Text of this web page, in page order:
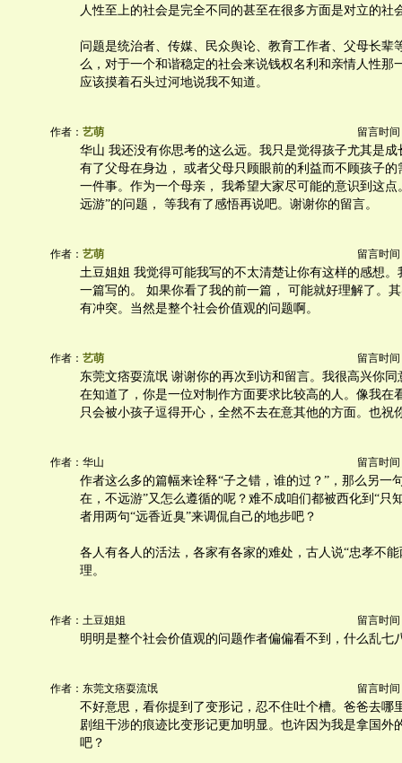
人性至上的社会是完全不同的甚至在很多方面是对立的社
问题是统治者、传媒、民众舆论、教育工作者、父母长辈
么，对于一个和谐稳定的社会来说钱权名利和亲情人性那
应该摸着石头过河地说我不知道。
作者： 艺萌 留言时间
华山 我还没有你思考的这么远。我只是觉得孩子尤其是成
有了父母在身边， 或者父母只顾眼前的利益而不顾孩子的
一件事。作为一个母亲， 我希望大家尽可能的意识到这点
远游”的问题， 等我有了感悟再说吧。谢谢你的留言。
作者： 艺萌 留言时间
土豆姐姐 我觉得可能我写的不太清楚让你有这样的感想。
一篇写的。 如果你看了我的前一篇， 可能就好理解了。
有冲突。当然是整个社会价值观的问题啊。
作者： 艺萌 留言时间
东莞文痞耍流氓 谢谢你的再次到访和留言。我很高兴你
在知道了，你是一位对制作方面要求比较高的人。像我在
只会被小孩子逗得开心，全然不去在意其他的方面。也祝
作者：华山 留言时间
作者这么多的篇幅来诠释“子之错，谁的过？”，那么另一
在，不远游”又怎么遵循的呢？难不成咱们都被西化到“只
者用两句“远香近臭”来调侃自己的地步吧？
各人有各人的活法，各家有各家的难处，古人说“忠孝不
理。
作者：土豆姐姐 留言时间
明明是整个社会价值观的问题作者偏偏看不到，什么乱七
作者：东莞文痞耍流氓 留言时间
不好意思，看你提到了变形记，忍不住吐个槽。爸爸去哪
剧组干涉的痕迹比变形记更加明显。也许因为我是拿国外
吧？